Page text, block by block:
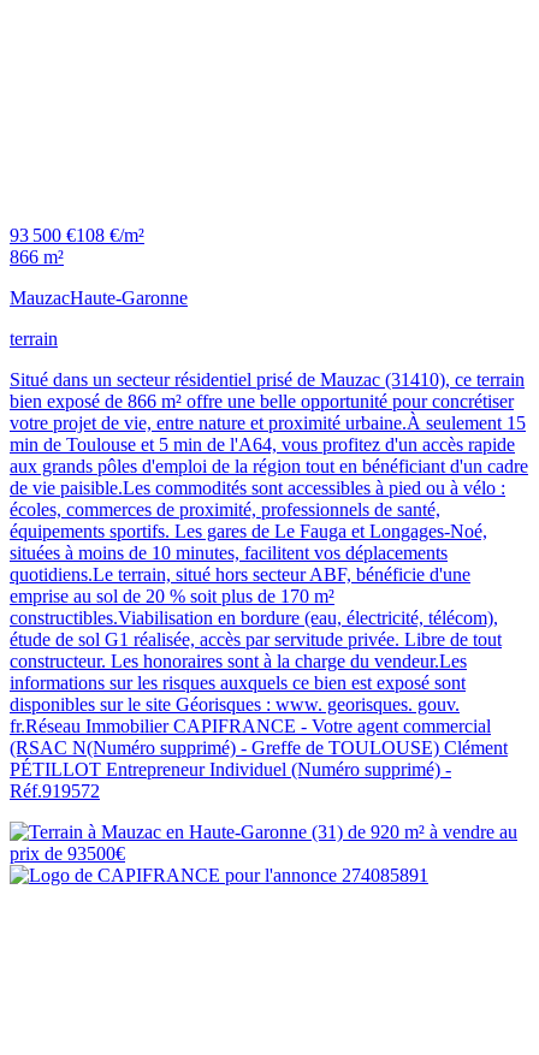
93 500 €108 €/m²
866 m²
MauzacHaute-Garonne
terrain
Situé dans un secteur résidentiel prisé de Mauzac (31410), ce terrain
bien exposé de 866 m² offre une belle opportunité pour concrétiser
votre projet de vie, entre nature et proximité urbaine.À seulement 15
min de Toulouse et 5 min de l'A64, vous profitez d'un accès rapide
aux grands pôles d'emploi de la région tout en bénéficiant d'un cadre
de vie paisible.Les commodités sont accessibles à pied ou à vélo :
écoles, commerces de proximité, professionnels de santé,
équipements sportifs. Les gares de Le Fauga et Longages-Noé,
situées à moins de 10 minutes, facilitent vos déplacements
quotidiens.Le terrain, situé hors secteur ABF, bénéficie d'une
emprise au sol de 20 % soit plus de 170 m²
constructibles.Viabilisation en bordure (eau, électricité, télécom),
étude de sol G1 réalisée, accès par servitude privée. Libre de tout
constructeur. Les honoraires sont à la charge du vendeur.Les
informations sur les risques auxquels ce bien est exposé sont
disponibles sur le site Géorisques : www. georisques. gouv.
fr.Réseau Immobilier CAPIFRANCE - Votre agent commercial
(RSAC N(Numéro supprimé) - Greffe de TOULOUSE) Clément
PÉTILLOT Entrepreneur Individuel (Numéro supprimé) -
Réf.919572